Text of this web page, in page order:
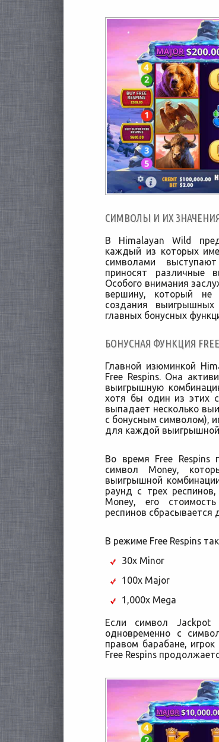
СИМВОЛЫ И ИХ
В Himalayan Wild
каждый из которых
символами
приносят различные
Особого внимания
вершину, который не
создания
главных бонусных
БОНУСНАЯ ФУНКЦИЯ FREE
Главной изюминкой
Free Respins. Она
выигрышную
хотя бы один из этих
выпадает несколько
с бонусным символом),
для каждой
Во время Free Respins
символ Money,
выигрышной
раунд с трех
Money, его
респинов сбрасывается
В режиме Free Respins
30x Minor
100x Major
1,000x Mega
Если символ Jackpot
одновременно с
правом барабане,
Free Respins